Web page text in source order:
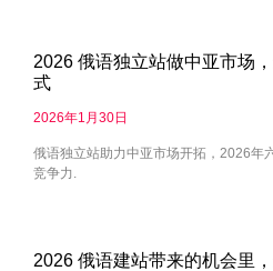
2026 俄语独立站做中亚市场
式
2026年1月30日
俄语独立站助力中亚市场开拓，2026年
竞争力.
2026 俄语建站带来的机会里